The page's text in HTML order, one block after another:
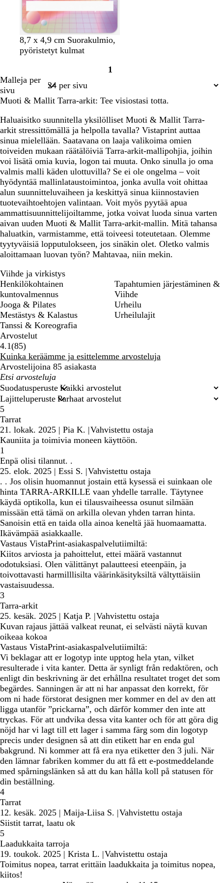
v
a
e
n
u
n
a
i
n
e
n
t
e
s
t
u
a
s
n
i
n
e
n
8,7 x 4,9 cm Suorakulmio,
pyöristetyt kulmat
Sivu
1
Malleja per
sivu
Muoti & Mallit Tarra-arkit: Tee visiostasi totta.
Haluaisitko suunnitella yksilölliset Muoti & Mallit Tarra-
arkit stressittömällä ja helpolla tavalla? Vistaprint auttaa
sinua mielellään. Saatavana on laaja valikoima omien
toiveiden mukaan räätälöiviä Tarra-arkit-mallipohjia, joihin
voi lisätä omia kuvia, logon tai muuta. Onko sinulla jo oma
valmis malli käden ulottuvilla? Se ei ole ongelma – voit
hyödyntää mallinlataustoimintoa, jonka avulla voit ohittaa
alun suunnitteluvaiheen ja keskittyä sinua kiinnostavien
tuotevaihtoehtojen valintaan. Voit myös pyytää apua
ammattisuunnittelijoiltamme, jotka voivat luoda sinua varten
aivan uuden Muoti & Mallit Tarra-arkit-mallin. Mitä tahansa
haluatkin, varmistamme, että toiveesi toteutetaan. Olemme
tyytyväisiä lopputulokseen, jos sinäkin olet. Oletko valmis
aloittamaan luovan työn? Mahtavaa, niin mekin.
Viihde ja virkistys
Henkilökohtainen
kuntovalmennus
Jooga & Pilates
Mestästys & Kalastus
Tanssi & Koreografia
Tapahtumien järjestäminen &
Viihde
Urheilu
Urheilulajit
Arvostelut
4.1(8585
arvostelua
)
Kuinka keräämme ja esittelemme arvosteluja
Arvostelijoina 85 asiakasta
Omat
hakusyötteet
Suodatusperuste
Lajitteluperuste
5
Tarrat
21. lokak. 2025 | Pia K. |Vahvistettu ostaja
Kauniita ja toimivia moneen käyttöön.
1
Enpä olisi tilannut. .
25. elok. 2025 | Essi S. |Vahvistettu ostaja
. . Jos olisin huomannut jostain että kysessä ei suinkaan ole
hinta TARRA-ARKILLE vaan yhdelle tarralle. Täytynee
käydä optikolla, kun ei tilausvaiheessa osunut silmään
missään että tämä on arkilla olevan yhden tarran hinta.
Sanoisin että en taida olla ainoa keneltä jää huomaamatta.
Ikävämpää asiakkaalle.
Vastaus VistaPrint-asiakaspalvelutiimiltä:
Kiitos arviosta ja pahoittelut, ettei määrä vastannut
odotuksiasi. Olen välittänyt palautteesi eteenpäin, ja
toivottavasti harmilllisilta väärinkäsityksiltä vältyttäisiin
vastaisuudessa.
3
Tarra-arkit
25. kesäk. 2025 | Katja P. |Vahvistettu ostaja
Kuvan rajaus jättää valkeat reunat, ei selvästi näytä kuvan
oikeaa kokoa
Vastaus VistaPrint-asiakaspalvelutiimiltä:
Vi beklagar att er logotyp inte upptog hela ytan, vilket
resulterade i vita kanter. Detta är synligt från redaktören, och
enligt din beskrivning är det erhållna resultatet troget det som
begärdes. Sanningen är att ni har anpassat den korrekt, för
om ni hade förstorat designen mer kommer en del av den att
ligga utanför ”prickarna”, och därför kommer den inte att
tryckas. För att undvika dessa vita kanter och för att göra dig
nöjd har vi lagt till ett lager i samma färg som din logotyp
precis under designen så att din etikett har en enda gul
bakgrund. Ni kommer att få era nya etiketter den 3 juli. När
den lämnar fabriken kommer du att få ett e-postmeddelande
med spårningslänken så att du kan hålla koll på statusen för
din beställning.
4
Tarrat
12. kesäk. 2025 | Maija-Liisa S. |Vahvistettu ostaja
Siistit tarrat, laatu ok
5
Laadukkaita tarroja
19. toukok. 2025 | Krista L. |Vahvistettu ostaja
Toimitus nopea, tarrat erittäin laadukkaita ja toimitus nopea,
kiitos!